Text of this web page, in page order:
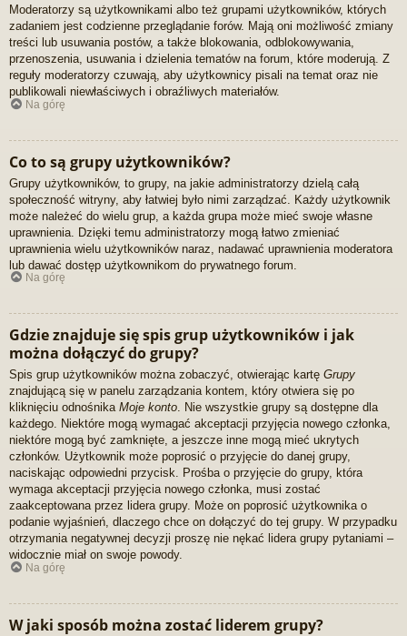
Moderatorzy są użytkownikami albo też grupami użytkowników, których
zadaniem jest codzienne przeglądanie forów. Mają oni możliwość zmiany
treści lub usuwania postów, a także blokowania, odblokowywania,
przenoszenia, usuwania i dzielenia tematów na forum, które moderują. Z
reguły moderatorzy czuwają, aby użytkownicy pisali na temat oraz nie
publikowali niewłaściwych i obraźliwych materiałów.
Na górę
Co to są grupy użytkowników?
Grupy użytkowników, to grupy, na jakie administratorzy dzielą całą
społeczność witryny, aby łatwiej było nimi zarządzać. Każdy użytkownik
może należeć do wielu grup, a każda grupa może mieć swoje własne
uprawnienia. Dzięki temu administratorzy mogą łatwo zmieniać
uprawnienia wielu użytkowników naraz, nadawać uprawnienia moderatora
lub dawać dostęp użytkownikom do prywatnego forum.
Na górę
Gdzie znajduje się spis grup użytkowników i jak
można dołączyć do grupy?
Spis grup użytkowników można zobaczyć, otwierając kartę Grupy
znajdującą się w panelu zarządzania kontem, który otwiera się po
kliknięciu odnośnika Moje konto. Nie wszystkie grupy są dostępne dla
każdego. Niektóre mogą wymagać akceptacji przyjęcia nowego członka,
niektóre mogą być zamknięte, a jeszcze inne mogą mieć ukrytych
członków. Użytkownik może poprosić o przyjęcie do danej grupy,
naciskając odpowiedni przycisk. Prośba o przyjęcie do grupy, która
wymaga akceptacji przyjęcia nowego członka, musi zostać
zaakceptowana przez lidera grupy. Może on poprosić użytkownika o
podanie wyjaśnień, dlaczego chce on dołączyć do tej grupy. W przypadku
otrzymania negatywnej decyzji proszę nie nękać lidera grupy pytaniami –
widocznie miał on swoje powody.
Na górę
W jaki sposób można zostać liderem grupy?